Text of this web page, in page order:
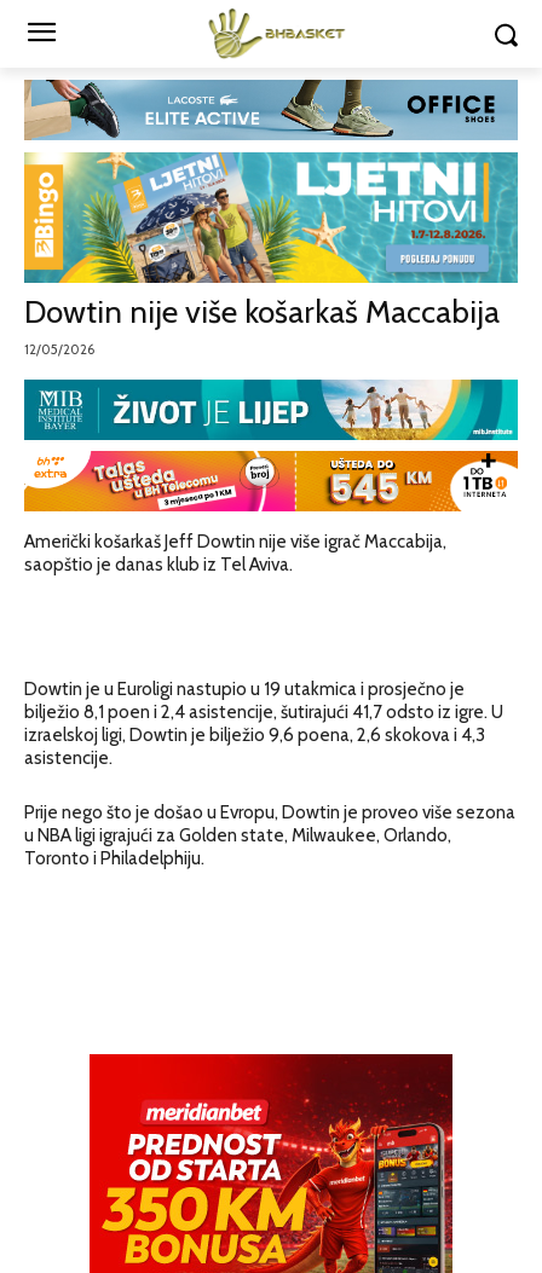
Dowtin nije više košarkaš Maccabija
12/05/2026
Američki košarkaš Jeff Dowtin nije više igrač Maccabija,
saopštio je danas klub iz Tel Aviva.
Dowtin je u Euroligi nastupio u 19 utakmica i prosječno je
bilježio 8,1 poen i 2,4 asistencije, šutirajući 41,7 odsto iz igre. U
izraelskoj ligi, Dowtin je bilježio 9,6 poena, 2,6 skokova i 4,3
asistencije.
Prije nego što je došao u Evropu, Dowtin je proveo više sezona
u NBA ligi igrajući za Golden state, Milwaukee, Orlando,
Toronto i Philadelphiju.